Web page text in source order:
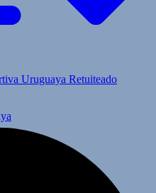
Uruguaya Retuiteado